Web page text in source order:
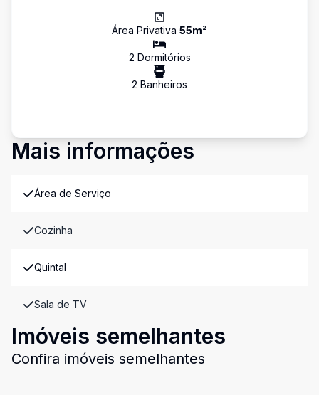
Área Privativa 55m²
2 Dormitórios
2 Banheiros
Mais informações
Área de Serviço
Cozinha
Quintal
Sala de TV
Imóveis semelhantes
Confira imóveis semelhantes